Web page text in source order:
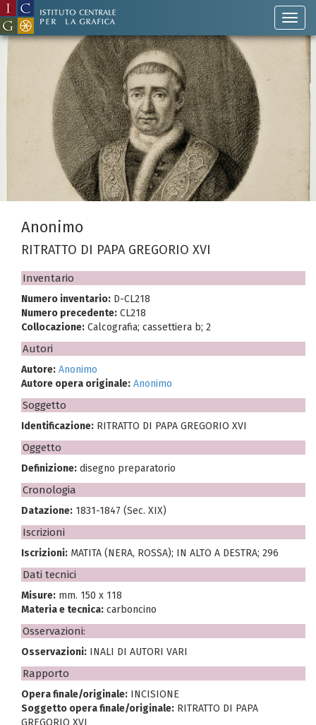
Anonimo
RITRATTO DI PAPA GREGORIO XVI
Inventario
Numero inventario: D-CL218
Numero precedente: CL218
Collocazione: Calcografia; cassettiera b; 2
Autori
Autore: Anonimo
Autore opera originale: Anonimo
Soggetto
Identificazione: RITRATTO DI PAPA GREGORIO XVI
Oggetto
Definizione: disegno preparatorio
Cronologia
Datazione: 1831-1847 (Sec. XIX)
Iscrizioni
Iscrizioni: MATITA (NERA, ROSSA); IN ALTO A DESTRA; 296
Dati tecnici
Misure: mm. 150 x 118
Materia e tecnica: carboncino
Osservazioni:
Osservazioni: INALI DI AUTORI VARI
Rapporto
Opera finale/originale: INCISIONE
Soggetto opera finale/originale: RITRATTO DI PAPA
GREGORIO XVI